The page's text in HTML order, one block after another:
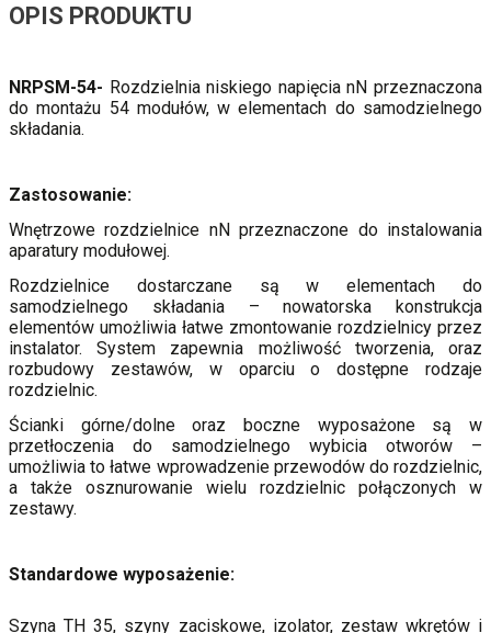
OPIS PRODUKTU
NRPSM-54- Rozdzielnia niskiego napięcia nN przeznaczona
do montażu 54 modułów, w elementach do samodzielnego
składania.
Zastosowanie:
Wnętrzowe rozdzielnice nN przeznaczone do instalowania
aparatury modułowej.
Rozdzielnice dostarczane są w elementach do
samodzielnego składania – nowatorska konstrukcja
elementów umożliwia łatwe zmontowanie rozdzielnicy przez
instalator. System zapewnia możliwość tworzenia, oraz
rozbudowy zestawów, w oparciu o dostępne rodzaje
rozdzielnic.
Ścianki górne/dolne oraz boczne wyposażone są w
przetłoczenia do samodzielnego wybicia otworów –
umożliwia to łatwe wprowadzenie przewodów do rozdzielnic,
a także osznurowanie wielu rozdzielnic połączonych w
zestawy.
Standardowe wyposażenie:
Szyna TH 35, szyny zaciskowe, izolator, zestaw wkrętów i